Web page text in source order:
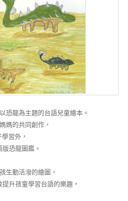
恐龍為主題的台語兒童繪本。
媽的共同創作，
習外，
恐龍圖鑑。
生動活潑的繪圖，
升孩童學習台語的樂趣，